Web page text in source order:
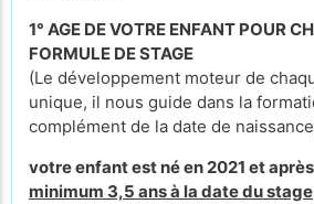
1° AGE DE VOTRE ENFANT POUR
FORMULE DE STAGE
(Le développement moteur de
unique, il nous guide dans la
complément de la date de
votre enfant est né en 2021 et après
minimum 3,5 ans à la date du stage